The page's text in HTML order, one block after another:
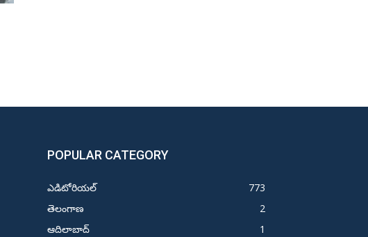
POPULAR CATEGORY
ఎడిటోరియల్
773
తెలంగాణ
2
ఆదిలాబాద్
1